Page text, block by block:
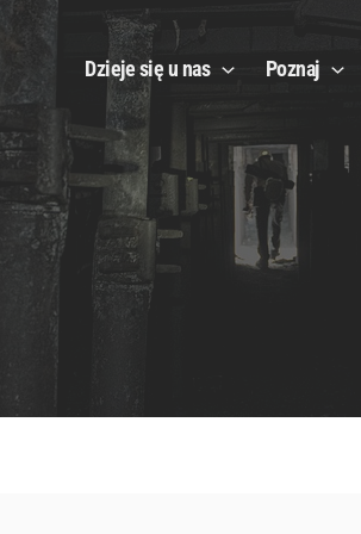
Dzieje się u nas Poznaj